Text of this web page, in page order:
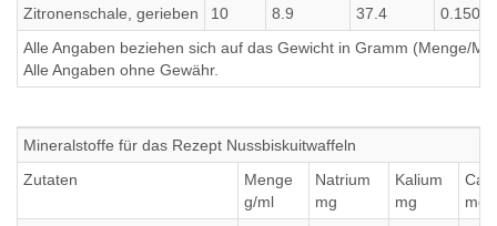
Zitronenschale, gerieben
10 8.9 37.4
0.1503
Alle Angaben beziehen sich auf das Gewicht in Gramm (Menge/
Alle Angaben ohne Gewähr.
Mineralstoffe für das Rezept Nussbiskuitwaffeln
Zutaten
Menge
g/ml
Natrium
mg
Kalium
mg
mg